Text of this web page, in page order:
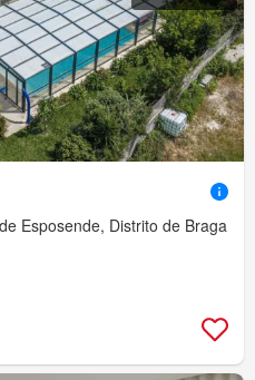
Esposende, Distrito de Braga